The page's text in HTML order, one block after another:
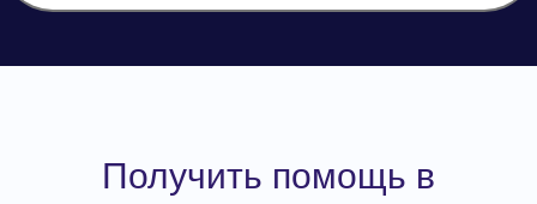
Получить помощь в